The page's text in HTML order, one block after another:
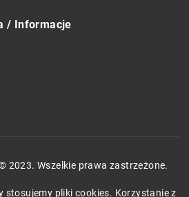
/ Informacje
2023. Wszelkie prawa zastrzeżone.
stosujemy pliki cookies. Korzystanie z